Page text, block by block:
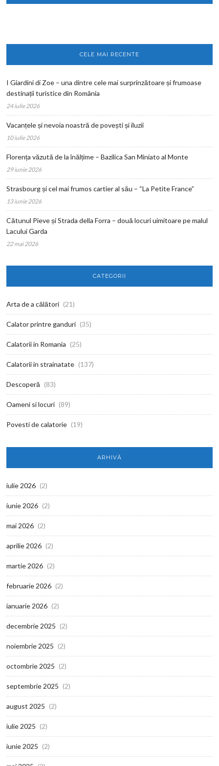
CELE MAI RECENTE
I Giardini di Zoe – una dintre cele mai surprinzătoare și frumoase
destinații turistice din România
24 iulie 2026
Vacanțele și nevoia noastră de povești și iluzii
10 iulie 2026
Florența văzută de la înălțime – Bazilica San Miniato al Monte
29 iunie 2026
Strasbourg și cel mai frumos cartier al său – “La Petite France”
13 iunie 2026
Cătunul Pieve și Strada della Forra – două locuri uimitoare pe malul
Lacului Garda
22 mai 2026
CATEGORII
Arta de a călători (21)
Calator printre ganduri (35)
Calatorii in Romania (25)
Calatorii in strainatate (137)
Descoperă (83)
Oameni si locuri (89)
Povesti de calatorie (19)
ARHIVĂ
iulie 2026 (2)
iunie 2026 (2)
mai 2026 (2)
aprilie 2026 (2)
martie 2026 (2)
februarie 2026 (2)
ianuarie 2026 (2)
decembrie 2025 (2)
noiembrie 2025 (2)
octombrie 2025 (2)
septembrie 2025 (2)
august 2025 (2)
iulie 2025 (2)
iunie 2025 (2)